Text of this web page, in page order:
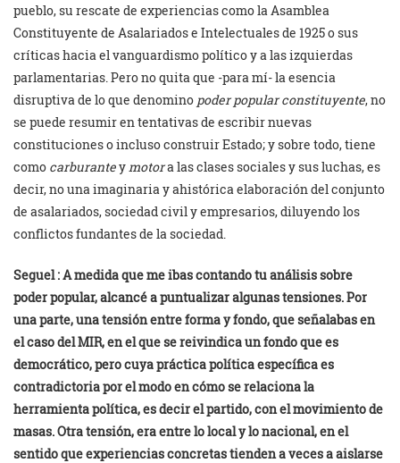
pueblo, su rescate de experiencias como la Asamblea
Constituyente de Asalariados e Intelectuales de 1925 o sus
críticas hacia el vanguardismo político y a las izquierdas
parlamentarias. Pero no quita que -para mí- la esencia
disruptiva de lo que denomino poder popular constituyente, no
se puede resumir en tentativas de escribir nuevas
constituciones o incluso construir Estado; y sobre todo, tiene
como carburantey motora las clases sociales y sus luchas, es
decir, no una imaginaria y ahistórica elaboración del conjunto
de asalariados, sociedad civil y empresarios, diluyendo los
conflictos fundantes de la sociedad.
Seguel : A medida que me ibas contando tu análisis sobre
poder popular, alcancé a puntualizar algunas tensiones. Por
una parte, una tensión entre forma y fondo, que señalabas en
el caso del MIR, en el que se reivindica un fondo que es
democrático, pero cuya práctica política específica es
contradictoria por el modo en cómo se relaciona la
herramienta política, es decir el partido, con el movimiento de
masas. Otra tensión, era entre lo local y lo nacional, en el
sentido que experiencias concretas tienden a veces a aislarse